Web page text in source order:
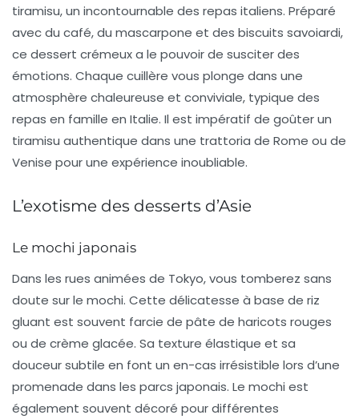
tiramisu, un incontournable des repas italiens. Préparé
avec du café, du mascarpone et des biscuits savoiardi,
ce dessert crémeux a le pouvoir de susciter des
émotions. Chaque cuillère vous plonge dans une
atmosphère chaleureuse et conviviale, typique des
repas en famille en Italie. Il est impératif de goûter un
tiramisu authentique dans une trattoria de Rome ou de
Venise pour une expérience inoubliable.
L’exotisme des desserts d’Asie
Le mochi japonais
Dans les rues animées de Tokyo, vous tomberez sans
doute sur le mochi. Cette délicatesse à base de riz
gluant est souvent farcie de pâte de haricots rouges
ou de crème glacée. Sa texture élastique et sa
douceur subtile en font un en-cas irrésistible lors d’une
promenade dans les parcs japonais. Le mochi est
également souvent décoré pour différentes